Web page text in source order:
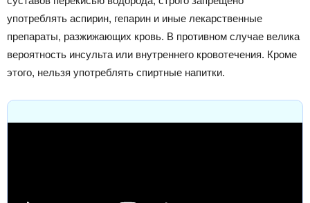
употреблять аспирин, гепарин и иные лекарственные
препараты, разжижающих кровь. В противном случае велика
вероятность инсульта или внутреннего кровотечения. Кроме
этого, нельзя употреблять спиртные напитки.